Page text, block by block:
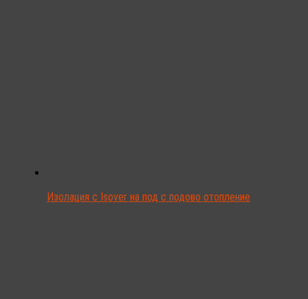
Изолация с Isover на под с подово отопление